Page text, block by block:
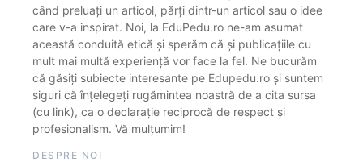
când preluați un articol, părți dintr-un articol sau o idee
care v-a inspirat. Noi, la EduPedu.ro ne-am asumat
această conduită etică și sperăm că și publicațiile cu
mult mai multă experiență vor face la fel. Ne bucurăm
că găsiți subiecte interesante pe Edupedu.ro și suntem
siguri că înțelegeți rugămintea noastră de a cita sursa
(cu link), ca o declarație reciprocă de respect și
profesionalism. Vă mulțumim!
DESPRE NOI